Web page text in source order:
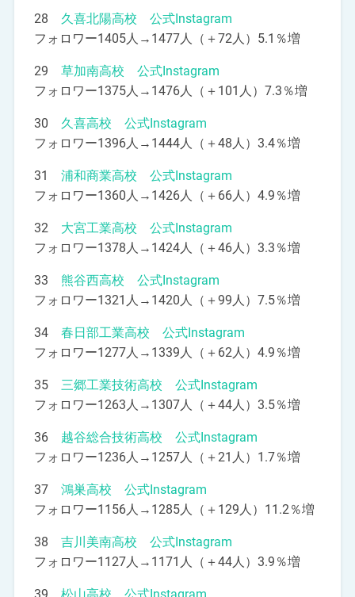
28 久喜北陽高校 公式Instagram
フォロワー1405人→1477人（＋72人）5.1％増
29 草加南高校 公式Instagram
フォロワー1375人→1476人（＋101人）7.3％増
30 久喜高校 公式Instagram
フォロワー1396人→1444人（＋48人）3.4％増
31 浦和商業高校 公式Instagram
フォロワー1360人→1426人（＋66人）4.9％増
32 大宮工業高校 公式Instagram
フォロワー1378人→1424人（＋46人）3.3％増
33 熊谷西高校 公式Instagram
フォロワー1321人→1420人（＋99人）7.5％増
34 春日部工業高校 公式Instagram
フォロワー1277人→1339人（＋62人）4.9％増
35 三郷工業技術高校 公式Instagram
フォロワー1263人→1307人（＋44人）3.5％増
36 越谷総合技術高校 公式Instagram
フォロワー1236人→1257人（＋21人）1.7％増
37 鴻巣高校 公式Instagram
フォロワー1156人→1285人（＋129人）11.2％増
38 吉川美南高校 公式Instagram
フォロワー1127人→1171人（＋44人）3.9％増